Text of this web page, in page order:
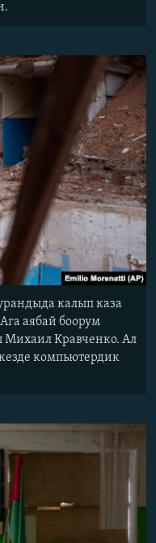
калып каза
аябай боорум
Михаил Кравченко. Ал
компьютердик